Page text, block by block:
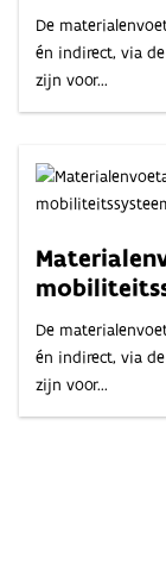
De
én indirect, via
zijn voor...
De
én indirect, via
zijn voor...